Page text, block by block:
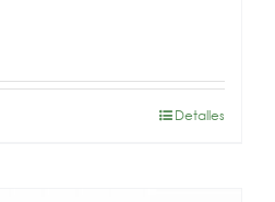
Detalles